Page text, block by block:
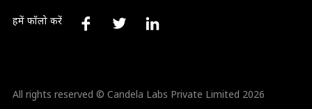
हमें फॉलो करें
All rights reserved © Candela Labs Private Limited 2026